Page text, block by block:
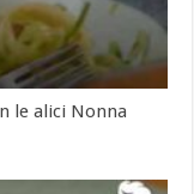
le alici Nonna